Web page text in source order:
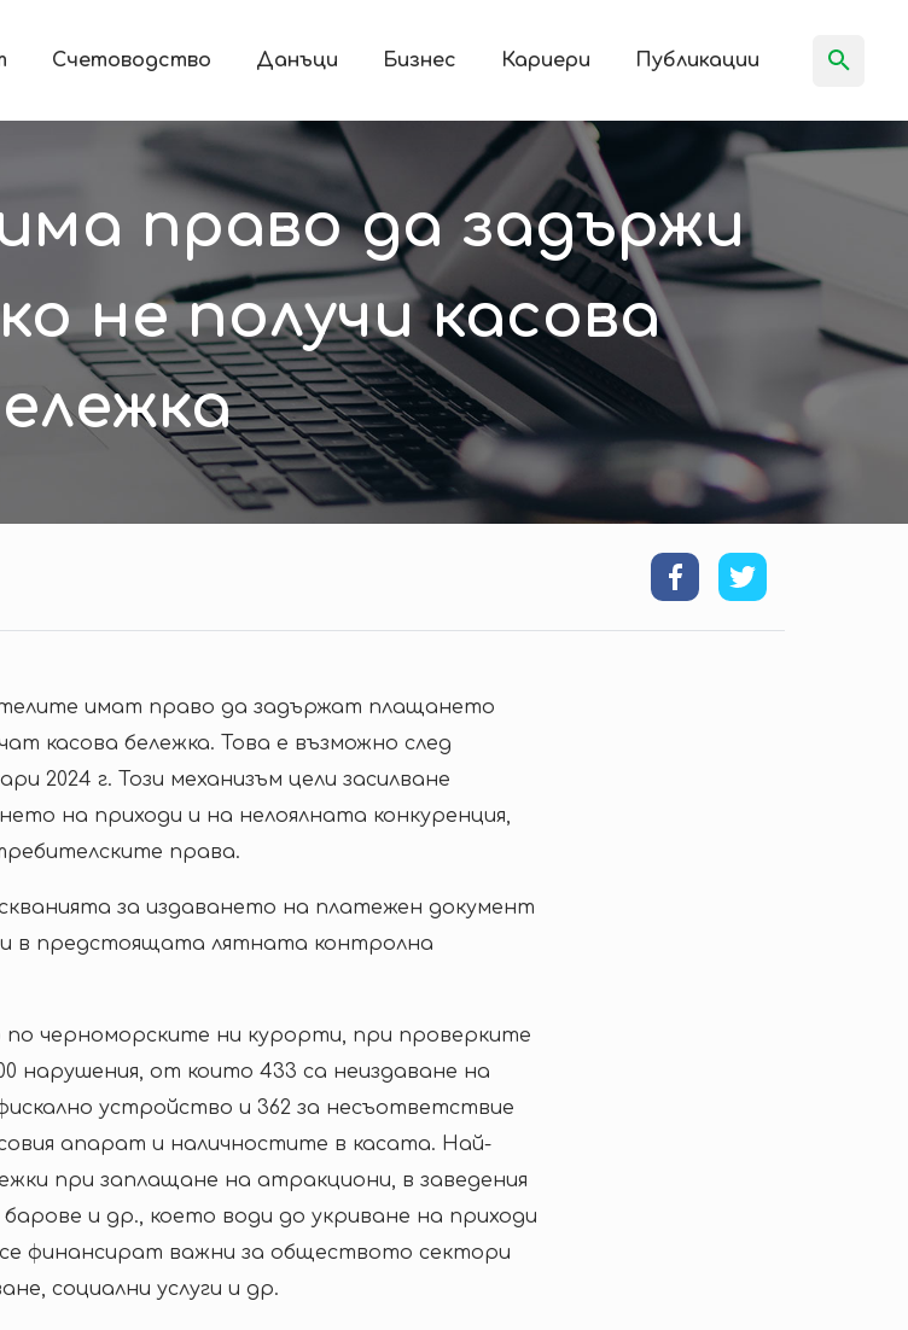
Счетоводство Данъци Бизнес Кариери Публикации
право да задържи
не получи касова
имат право да задържат плащането
касова бележка. Това е възможно след
2024 г. Този механизъм цели засилване
на приходи и на нелоялната конкуренция,
права.
за издаването на платежен документ
в предстоящата лятната контролна
по черноморските ни курорти, при проверките
нарушения, от които 433 са неиздаване на
устройство и 362 за несъответствие
апарат и наличностите в касата. Най-
при заплащане на атракциони, в заведения
и др., което води до укриване на приходи
финансират важни за обществото сектори
социални услуги и др.